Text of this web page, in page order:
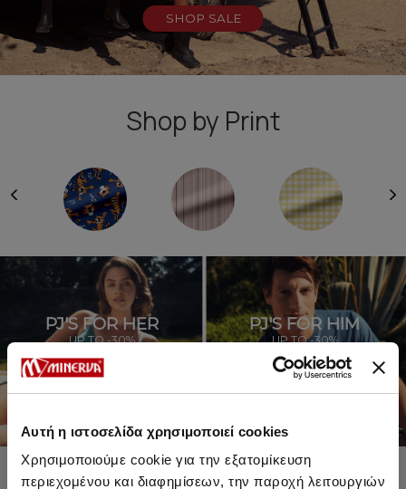
Αυτή η ιστοσελίδα χρησιμοποιεί cookies
Χρησιμοποιούμε cookie για την εξατομίκευση
περιεχομένου και διαφημίσεων, την παροχή λειτουργιών
SHOP SALE
Shop by Print
PJ'S FOR HER
UP TO -30%
SHOP SALE
PJ'S FOR HIM
UP TO -30%
SHOP SALE